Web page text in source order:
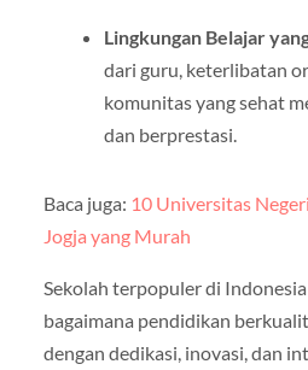
Lingkungan Belajar
dari guru, keterlibatan
komunitas yang sehat
dan berprestasi.
Baca juga: 10 Universitas
Jogja yang Murah
Sekolah terpopuler di
bagaimana pendidikan
dengan dedikasi, inovasi, dan